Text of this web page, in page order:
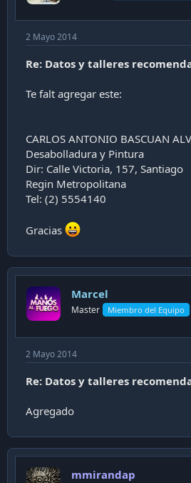
2 Mayo 2014
Re: Datos y talleres
Te falt agregar este:
CARLOS ANTONIO BASCUAN
Desabolladura y Pintura
Dir: Calle Victoria, 157, Santiago
Regin Metropolitana
Tel: (2) 5554140
Gracias
Marcel
Master Miembro del Equipo
2 Mayo 2014
Re: Datos y talleres
Agregado
mmirandap